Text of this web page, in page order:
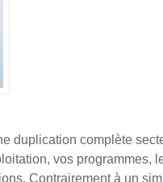
duplication complète
vos programmes,
Contrairement à un